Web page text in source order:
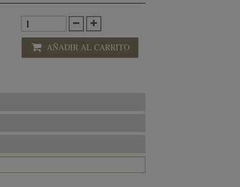
AÑADIR AL CARRITO